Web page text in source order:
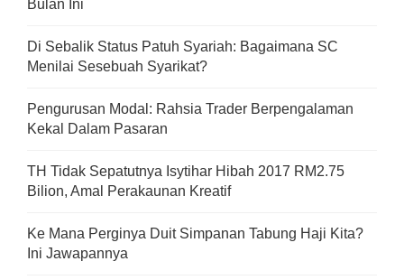
Bulan Ini
Di Sebalik Status Patuh Syariah: Bagaimana SC
Menilai Sesebuah Syarikat?
Pengurusan Modal: Rahsia Trader Berpengalaman
Kekal Dalam Pasaran
TH Tidak Sepatutnya Isytihar Hibah 2017 RM2.75
Bilion, Amal Perakaunan Kreatif
Ke Mana Perginya Duit Simpanan Tabung Haji Kita?
Ini Jawapannya